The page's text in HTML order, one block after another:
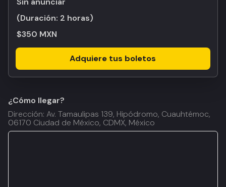
(Duración: 2 horas)
$350 MXN
Adquiere tus boletos
¿Cómo llegar?
Dirección: Av. Tamaulipas 139, Hipódromo, Cuauhtémoc,
06170 Ciudad de México, CDMX, México